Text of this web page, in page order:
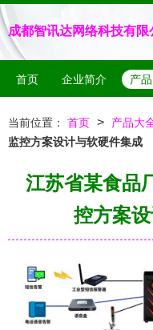
成都智讯达网络科技有限
首页 企业简介 产
当前位置： 首页 > 产品大
监控方案设计与软硬件集成
江苏省某食品
控方案